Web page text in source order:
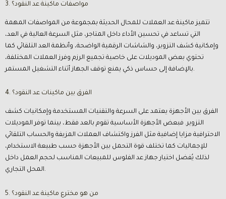
3. مواصفات ماكينة عد النقود؟
تتميز ماكينة عد العملات للمحال الحديثة بمجموعة من المواصفات المهمة
التي تساعد في تحسين الأداء داخل المتاجر، مثل السرعة العالية في العد،
وإمكانية كشف التزوير، والشاشات الرقمية الواضحة، وأنظمة العد التلقائي كما
تحتوي بعض الموديلات على خاصية تجميع الرزم وفرز العملات المختلفة،
بالإضافة إلى حساس ذكي يمنع توقف الجهاز أثناء التشغيل المستمر.
4. الفرق بين ماكينات عد النقود؟
الفرق بين الأجهزة يعتمد على السرعة والتقنيات المستخدمة وإمكانيات كشف
التزوير. فبعض الأجهزة الأساسية تقوم بالعد فقط، بينما توفر الموديلات
الاحترافية مزايا إضافية مثل الفرز واكتشاف العملات المزيفة والحساب التلقائي
للإجماليات كما تختلف قوة التحمل بين الأجهزة حسب طبيعة الاستخدام،
لذلك يُفضل اختيار جهاز عد الفلوس للمبيعات المناسب لحجم العمل داخل
المحل التجاري.
5. من هو مخترع ماكينة عد النقود؟